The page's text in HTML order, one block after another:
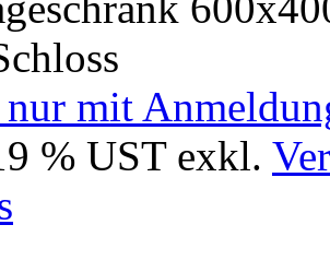
nur mit
% UST exkl.